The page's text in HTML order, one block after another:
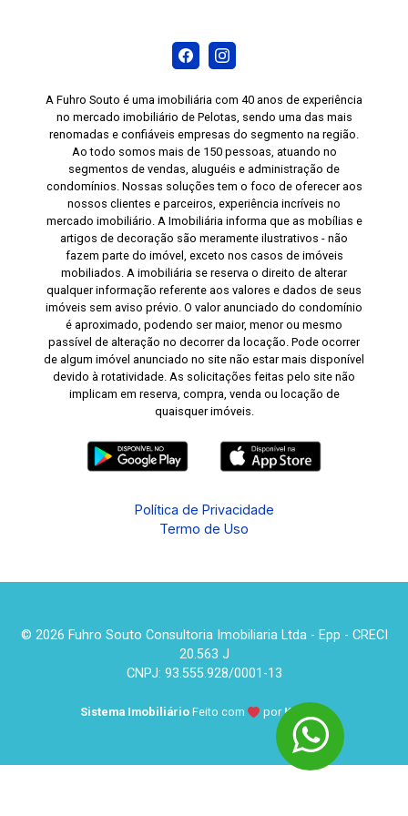
A Fuhro Souto é uma imobiliária com 40 anos de experiência
no mercado imobiliário de Pelotas, sendo uma das mais
renomadas e confiáveis empresas do segmento na região.
Ao todo somos mais de 150 pessoas, atuando no
segmentos de vendas, aluguéis e administração de
condomínios. Nossas soluções tem o foco de oferecer aos
nossos clientes e parceiros, experiência incríveis no
mercado imobiliário. A Imobiliária informa que as mobílias e
artigos de decoração são meramente ilustrativos - não
fazem parte do imóvel, exceto nos casos de imóveis
mobiliados. A imobiliária se reserva o direito de alterar
qualquer informação referente aos valores e dados de seus
imóveis sem aviso prévio. O valor anunciado do condomínio
é aproximado, podendo ser maior, menor ou mesmo
passível de alteração no decorrer da locação. Pode ocorrer
de algum imóvel anunciado no site não estar mais disponível
devido à rotatividade. As solicitações feitas pelo site não
implicam em reserva, compra, venda ou locação de
quaisquer imóveis.
Política de Privacidade
Termo de Uso
© 2026 Fuhro Souto Consultoria Imobiliaria Ltda - Epp - CRECI
20.563 J
CNPJ: 93.555.928/0001-13
Sistema Imobiliário Feito com porKUROLE